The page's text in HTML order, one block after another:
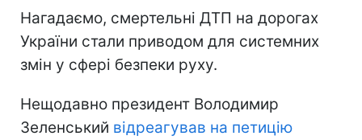
Нагадаємо, смертельні ДТП на дорогах
України стали приводом для системних
змін у сфері безпеки руху.
Нещодавно президент Володимир
Зеленський відреагував на петицію